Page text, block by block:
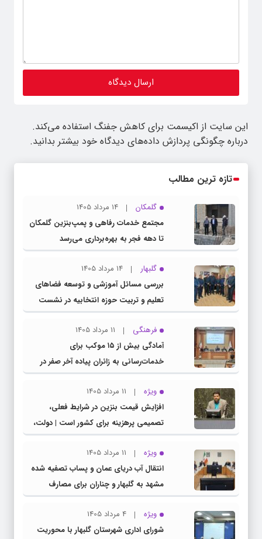
این سایت از اکیسمت برای کاهش جفنگ استفاده می‌کند.
درباره چگونگی پردازش داده‌های دیدگاه خود بیشتر بدانید.
تازه ترین مطالب
گلمکان
14 مرداد 1405
مجتمع خدمات رفاهی و پمپ‌بنزین گلمکان
تا دهه فجر به بهره‌برداری می‌رسد
گلبهار
14 مرداد 1405
بررسی مسائل آموزشی و توسعه فضاهای
تعلیم و تربیت حوزه انتخابیه در نشست
مشترک عضو کمیسیون آموزش مجلس با
مدیرکل آموزش و پرورش خراسان رضوی
فرهنگی
11 مرداد 1405
آمادگی بیش از ۱۵ موکب برای
خدمات‌رسانی به زائران پیاده آخر صفر در
شهرستان چناران
ویژه
11 مرداد 1405
افزایش قیمت بنزین در شرایط فعلی،
تصمیمی پرهزینه برای کشور است | دولت،
قاچاق سوخت و عوامل اصلی ناترازی را
محدود کند، نه سفره مردم
ویژه
11 مرداد 1405
انتقال آب دریای عمان و پساب تصفیه شده
مشهد به گلبهار و چناران برای مصارف
صنعتی و کشاورزی | لزوم تسریع در اجرای
پروژه‌های قطار و آزادراه مشهد- گلبهار-
چناران
ویژه
4 مرداد 1405
شورای اداری شهرستان گلبهار با محوریت